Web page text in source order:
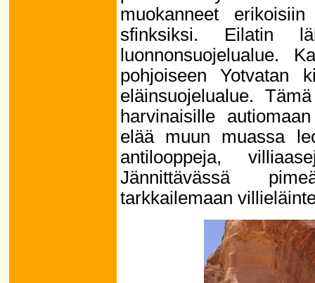
muokanneet
sfinksiksi. Eilatin
luonnonsuojelualue.
pohjoiseen Yotvatan
eläinsuojelualue.
harvinaisille
elää muun muassa
antilooppeja,
Jännittävässä
tarkkailemaan